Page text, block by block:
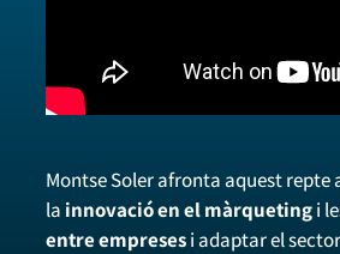
Montse Soler afronta aquest
la innovació en el màrquetingi
entre empresesi adaptar el